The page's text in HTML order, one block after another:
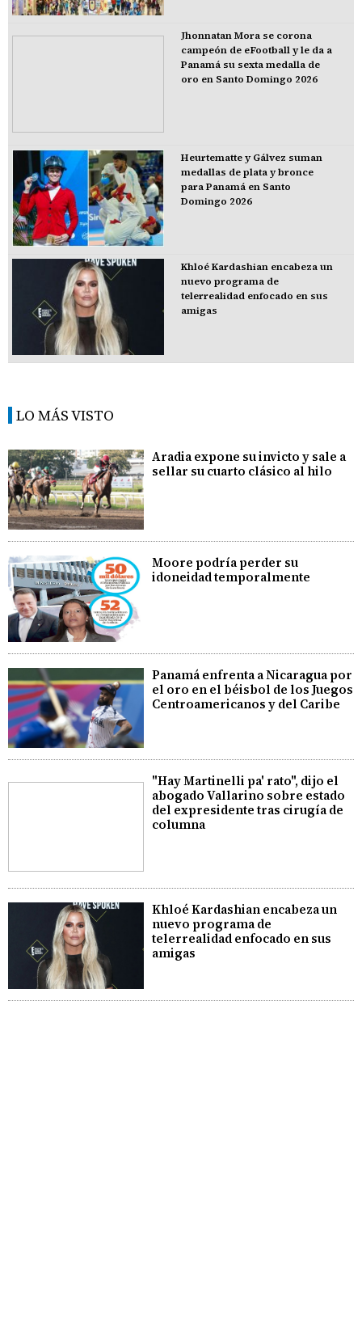
Jhonnatan Mora se corona
campeón de eFootball y le da a
Panamá su sexta medalla de
oro en Santo Domingo 2026
Heurtematte y Gálvez suman
medallas de plata y bronce
para Panamá en Santo
Domingo 2026
Khloé Kardashian encabeza un
nuevo programa de
telerrealidad enfocado en sus
amigas
LO MÁS VISTO
Aradia expone su invicto y sale a
sellar su cuarto clásico al hilo
Moore podría perder su
idoneidad temporalmente
Panamá enfrenta a Nicaragua por
el oro en el béisbol de los Juegos
Centroamericanos y del Caribe
"Hay Martinelli pa' rato", dijo el
abogado Vallarino sobre estado
del expresidente tras cirugía de
columna
Khloé Kardashian encabeza un
nuevo programa de
telerrealidad enfocado en sus
amigas